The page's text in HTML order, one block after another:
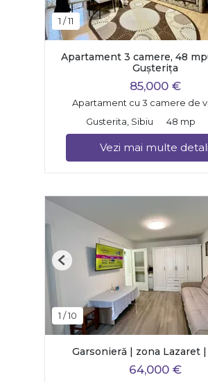
1 /11
Apartament 3 camere, 48
Gușterița
85,000 €
Apartament cu 3 camere de
Gusterita, Sibiu
48 mp
Vezi mai multe
1 /10
Previous
Garsonieră | zona Lazaret
64,000 €